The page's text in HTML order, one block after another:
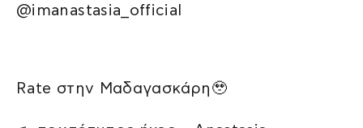
@imanastasia_official
Rate στην Μαδαγασκάρη🥹